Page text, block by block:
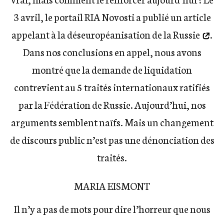
3 avril, le portail RIA Novosti a publiéun article
appelant à la déseuropéanisation de la Russie
.
Dans nos conclusions en appel, nous avons
montré que la demande de liquidation
contrevient au 5 traités internationaux ratifiés
par la Fédération de Russie. Aujourd’hui, nos
arguments semblent naïfs. Mais un changement
de discours public n’est pas une dénonciation des
traités.
MARIA EISMONT
Il n’y a pas de mots pour dire l’horreur que nous